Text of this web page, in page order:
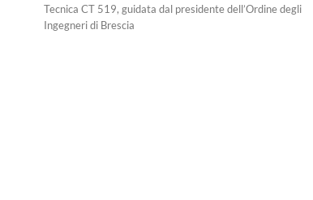
Tecnica CT 519, guidata dal presidente dell’Ordine degli
Ingegneri di Brescia